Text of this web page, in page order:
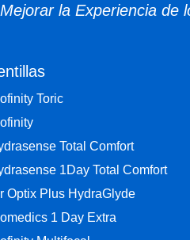
la Experiencia
Toric
Total Comfort
1Day Total Comfort
Optix Plus HydraGlyde
1 Day Extra